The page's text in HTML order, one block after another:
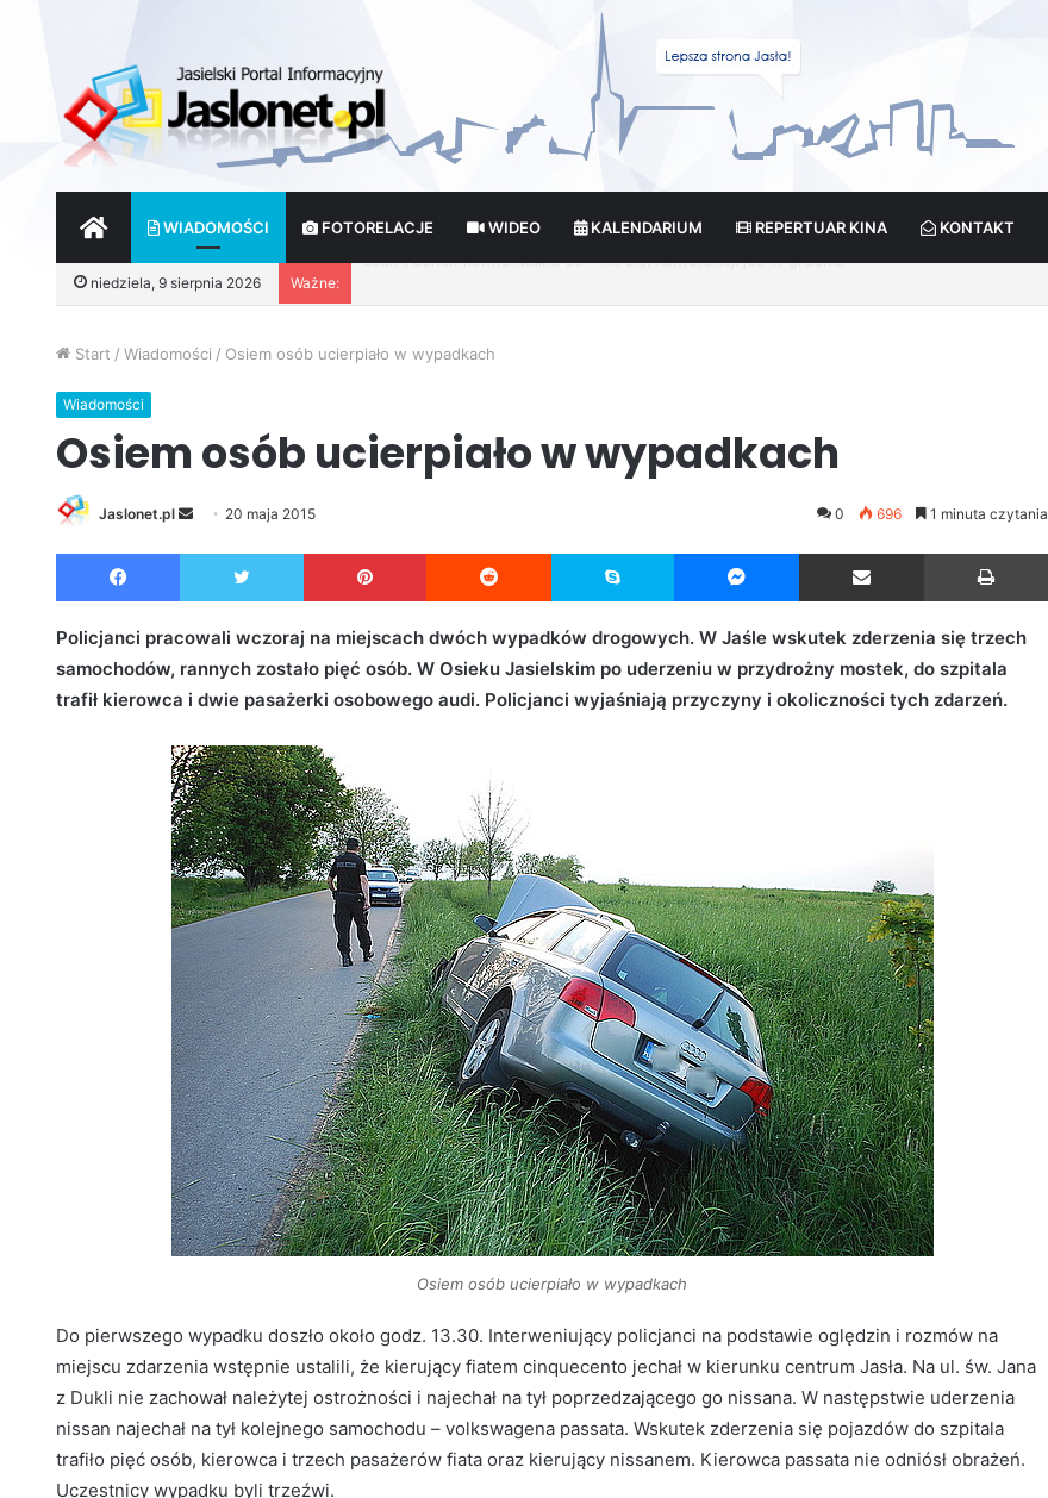
START WIADOMOŚCI FOTORELACJE WIDEO KALENDARIUM REPERTUAR KINA KONTAKT
niedziela, 9 sierpnia 2026 Ważne:
Start / Wiadomości / Osiem osób ucierpiało w wypadkach
Wiadomości
Osiem osób ucierpiało w wypadkach
Jaslonet.pl
d
a
i
l
20 maja 2015 0 696 1 minuta czytania
Facebook Twitter Pinterest Reddit Skype Messenger Udostępnij przez Email
Policjanci pracowali wczoraj na miejscach dwóch wypadków drogowych. W Jaśle wskutek zderzenia się trzech
samochodów, rannych zostało pięć osób. W Osieku Jasielskim po uderzeniu w przydrożny mostek, do szpitala
trafił kierowca i dwie pasażerki osobowego audi. Policjanci wyjaśniają przyczyny i okoliczności tych zdarzeń.
Osiem osób ucierpiało w wypadkach
Do pierwszego wypadku doszło około godz. 13.30. Interweniujący policjanci na podstawie oględzin i rozmów na
miejscu zdarzenia wstępnie ustalili, że kierujący fiatem cinquecento jechał w kierunku centrum Jasła. Na ul. św. Jana
z Dukli nie zachował należytej ostrożności i najechał na tył poprzedzającego go nissana. W następstwie uderzenia
nissan najechał na tył kolejnego samochodu – volkswagena passata. Wskutek zderzenia się pojazdów do szpitala
trafiło pięć osób, kierowca i trzech pasażerów fiata oraz kierujący nissanem. Kierowca passata nie odniósł obrażeń.
Uczestnicy wypadku byli trzeźwi.